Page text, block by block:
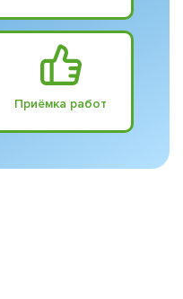
Приёмка работ